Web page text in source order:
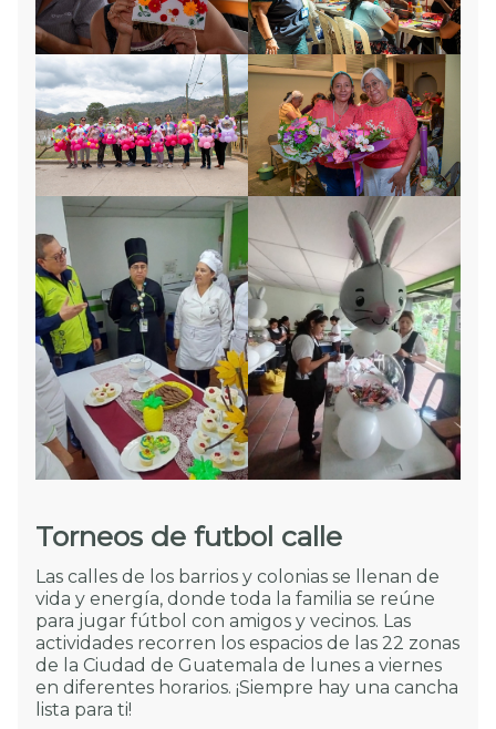
Torneos de futbol calle
Las calles de los barrios y colonias se llenan de
vida y energía, donde toda la familia se reúne
para jugar fútbol con amigos y vecinos. Las
actividades recorren los espacios de las 22 zonas
de la Ciudad de Guatemala de lunes a viernes
en diferentes horarios. ¡Siempre hay una cancha
lista para ti!